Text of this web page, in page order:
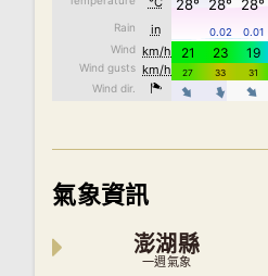
氣象資訊
澎湖縣
一週氣象